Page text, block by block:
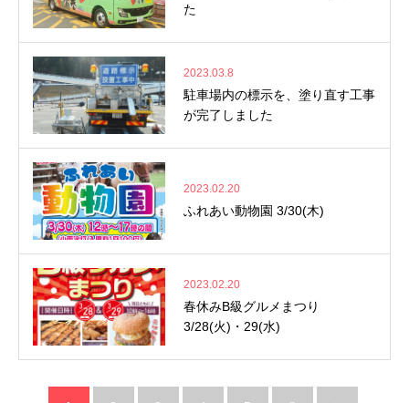
た
2023.03.8
駐車場内の標示を、塗り直す工事
が完了しました
2023.02.20
ふれあい動物園 3/30(木)
2023.02.20
春休みB級グルメまつり
3/28(火)・29(水)